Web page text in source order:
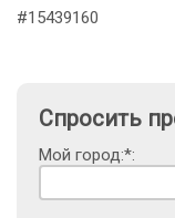
#15439160
Спросить
Мой город:*: